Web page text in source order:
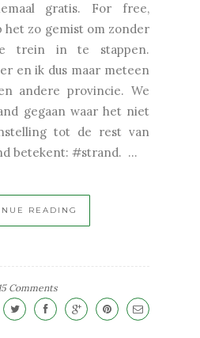
gratis. For free,
het zo gemist om zonder
trein in te stappen.
en ik dus maar meteen
andere provincie. We
gegaan waar het niet
tot de rest van
betekent: #strand. ...
READING
Comments